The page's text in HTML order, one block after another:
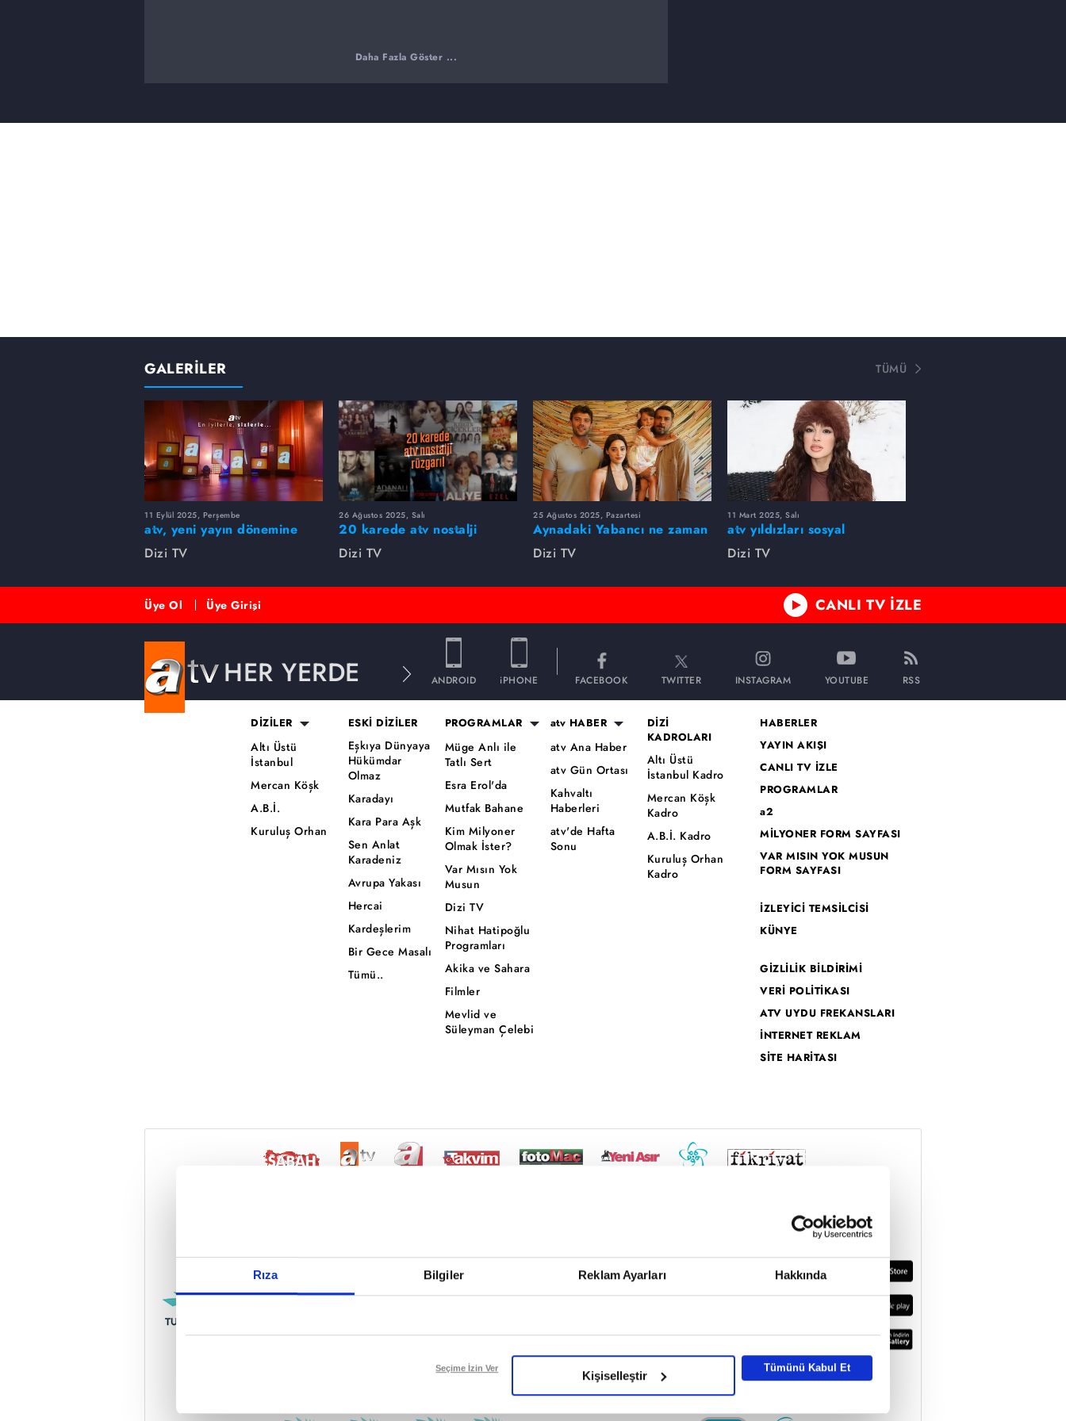
Rıza Bilgiler Reklam Ayarları Hakkında
Reddet
Seçime İzin Ver
Kişiselleştir
Tümünü Kabul Et
Daha Fazla Göster ...
GALERİLER TÜMÜ
11 Eylül 2025, Perşembe
atv, yeni yayın dönemine
merhaba dedi!
Dizi TV
26 Ağustos 2025, Salı
20 karede atv nostalji
rüzgarı!
Dizi TV
25 Ağustos 2025, Pazartesi
Aynadaki Yabancı ne zaman
başlayacak?
Dizi TV
11 Mart 2025, Salı
atv yıldızları sosyal
medyada neler paylaştı?
Dizi TV
Üye Ol Üye Girişi CANLI TV İZLE
HER YERDE ANDROID iPHONE FACEBOOK TWITTER INSTAGRAM YOUTUBE RSS
DİZİLER
Altı Üstü
İstanbul
Mercan Köşk
A.B.İ.
Kuruluş Orhan
ESKİ DİZİLER
Eşkıya Dünyaya
Hükümdar
Olmaz
Karadayı
Kara Para Aşk
Sen Anlat
Karadeniz
Avrupa Yakası
Hercai
Kardeşlerim
Bir Gece Masalı
Tümü..
PROGRAMLAR
Müge Anlı ile
Tatlı Sert
Esra Erol'da
Mutfak Bahane
Kim Milyoner
Olmak İster?
Var Mısın Yok
Musun
Dizi TV
Nihat Hatipoğlu
Programları
Akika ve Sahara
Filmler
Mevlid ve
Süleyman Çelebi
atv HABER
atv Ana Haber
atv Gün Ortası
Kahvaltı
Haberleri
atv'de Hafta
Sonu
DİZİ
KADROLARI
Altı Üstü
İstanbul Kadro
Mercan Köşk
Kadro
A.B.İ. Kadro
Kuruluş Orhan
Kadro
HABERLER
YAYIN AKIŞI
CANLI TV İZLE
PROGRAMLAR
a2
MİLYONER FORM SAYFASI
VAR MISIN YOK MUSUN
FORM SAYFASI
İZLEYİCİ TEMSİLCİSİ
KÜNYE
GİZLİLİK BİLDİRİMİ
VERİ POLİTİKASI
ATV UYDU FREKANSLARI
İNTERNET REKLAM
SİTE HARİTASI